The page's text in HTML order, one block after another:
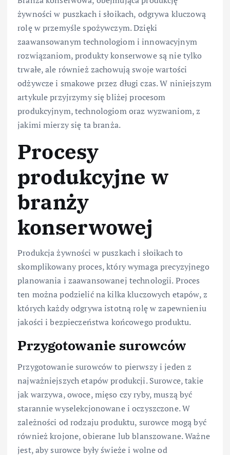
żywności w puszkach i słoikach, odgrywa kluczową
rolę w przemyśle spożywczym. Dzięki
zaawansowanym technologiom i innowacyjnym
rozwiązaniom, produkty konserwowe są nie tylko
trwałe, ale również zachowują swoje wartości
odżywcze i smakowe przez długi czas. W niniejszym
artykule przyjrzymy się bliżej procesom
produkcyjnym, technologiom oraz wyzwaniom, z
jakimi mierzy się ta branża.
Procesy
produkcyjne w
branży
konserwowej
Produkcja żywności w puszkach i słoikach to
skomplikowany proces, który wymaga precyzyjnego
planowania i zaawansowanej technologii. Proces
ten można podzielić na kilka kluczowych etapów, z
których każdy odgrywa istotną rolę w zapewnieniu
jakości i bezpieczeństwa końcowego produktu.
Przygotowanie surowców
Przygotowanie surowców to pierwszy i jeden z
najważniejszych etapów produkcji. Surowce, takie
jak warzywa, owoce, mięso czy ryby, muszą być
starannie wyselekcjonowane i oczyszczone. W
zależności od rodzaju produktu, surowce mogą być
również krojone, obierane lub blanszowane. Ważne
jest, aby surowce były świeże i wolne od